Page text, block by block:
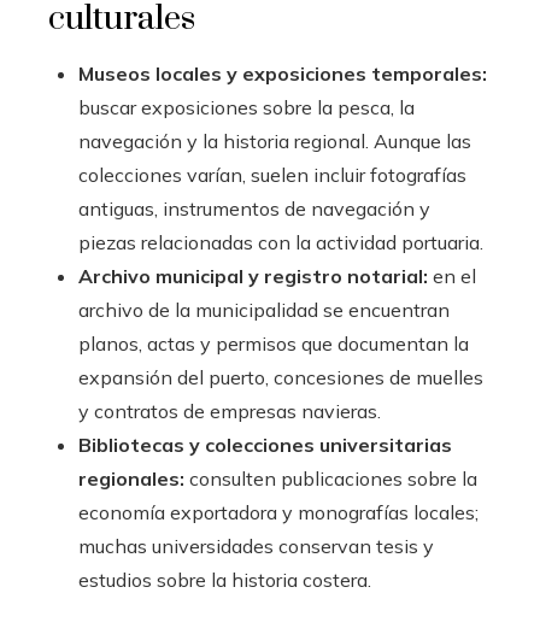
culturales
Museos locales y exposiciones temporales:
buscar exposiciones sobre la pesca, la
navegación y la historia regional. Aunque las
colecciones varían, suelen incluir fotografías
antiguas, instrumentos de navegación y
piezas relacionadas con la actividad portuaria.
Archivo municipal y registro notarial: en el
archivo de la municipalidad se encuentran
planos, actas y permisos que documentan la
expansión del puerto, concesiones de muelles
y contratos de empresas navieras.
Bibliotecas y colecciones universitarias
regionales: consulten publicaciones sobre la
economía exportadora y monografías locales;
muchas universidades conservan tesis y
estudios sobre la historia costera.